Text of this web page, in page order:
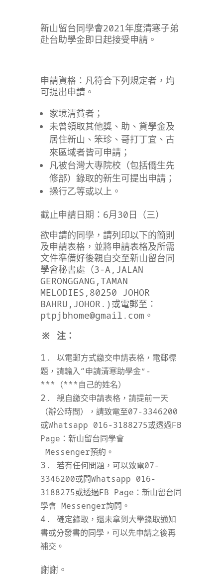
新山留台同學會2021年度清寒子弟
赴台助學金即日起接受申請。
申請資格：凡符合下列規定者，均
可提出申請。
家境清貧者；
未曾領取其他獎、助、貸學金及
居住新山、笨珍、哥打丁宜、古
來區域者皆可申請；
凡被台灣大專院校（包括僑生先
修部）錄取的新生可提出申請；
操行乙等或以上。
截止申請日期：6月30日（三）
欲申請的同學，請列印以下的簡則
及申請表格，並將申請表格及所需
文件準備好後親自交至新山留台同
學會秘書處（3-A,JALAN
GERONGGANG,TAMAN
MELODIES,80250 JOHOR
BAHRU,JOHOR.)或電郵至：
ptpjbhome@gmail.com 。
※ 注：
以電郵方式繳交申請表格，電郵標
題，請輸入“申請清寒助學金”-
***（***自己的姓名）
親自繳交申請表格，請提前一天
（辦公時間），請致電至07-3346200
或Whatsapp 016-3188275或透過FB
Page：新山留台同學會
Messenger預約。
若有任何問題，可以致電07-
3346200或問Whatsapp 016-
3188275或透過FB Page：新山留台同
學會 Messenger詢問。
確定錄取，還未拿到大學錄取通知
書或分發書的同學，可以先申請之後再
補交。
謝謝。